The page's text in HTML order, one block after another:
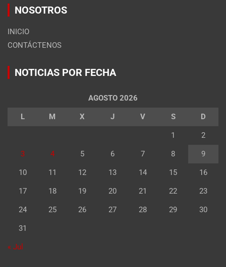
NOSOTROS
INICIO
CONTÁCTENOS
NOTICIAS POR FECHA
AGOSTO 2026
L M X J V S D
1 2
3 4 5 6 7 8 9
10 11 12 13 14 15 16
17 18 19 20 21 22 23
24 25 26 27 28 29 30
31
« Jul